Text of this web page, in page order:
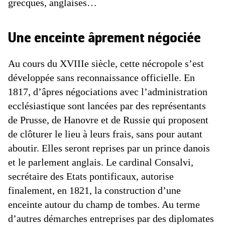
grecques, anglaises…
Une enceinte âprement négociée
Au cours du XVIIIe siècle, cette nécropole s’est
développée sans reconnaissance officielle. En
1817, d’âpres négociations avec l’administration
ecclésiastique sont lancées par des représentants
de Prusse, de Hanovre et de Russie qui proposent
de clôturer le lieu à leurs frais, sans pour autant
aboutir. Elles seront reprises par un prince danois
et le parlement anglais. Le cardinal Consalvi,
secrétaire des Etats pontificaux, autorise
finalement, en 1821, la construction d’une
enceinte autour du champ de tombes. Au terme
d’autres démarches entreprises par des diplomates